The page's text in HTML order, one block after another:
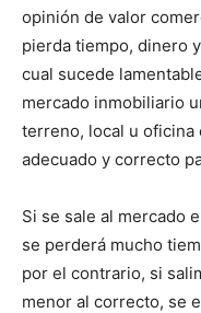
opinión de valor
pierda tiempo, dinero
cual sucede
mercado inmobiliario
terreno, local u oficina
adecuado y correcto
Si se sale al mercado
se perderá mucho
por el contrario, si
menor al correcto, se